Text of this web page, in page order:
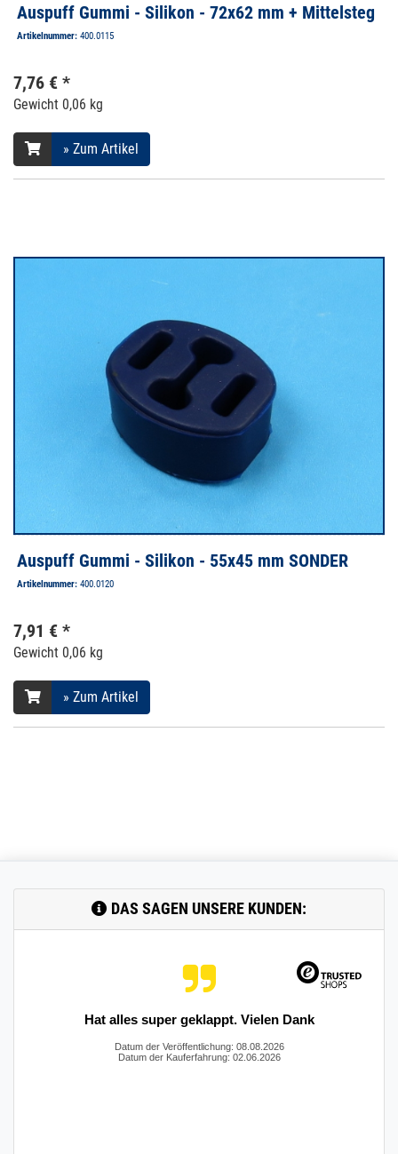
Auspuff Gummi - Silikon - 72x62 mm + Mittelsteg
Artikelnummer: 400.0115
7,76 € *
Gewicht 0,06 kg
» Zum Artikel
Auspuff Gummi - Silikon - 55x45 mm SONDER
Artikelnummer: 400.0120
7,91 € *
Gewicht 0,06 kg
» Zum Artikel
DAS SAGEN UNSERE KUNDEN:
Hat alles super geklappt. Vielen Dank
Datum der Veröffentlichung: 08.08.2026
Datum der Kauferfahrung: 02.06.2026